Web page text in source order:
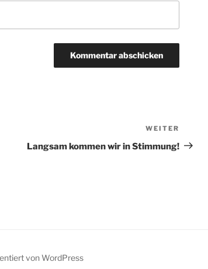
Beitrag
WEITER
Langsam kommen wir in Stimmung!
von WordPress